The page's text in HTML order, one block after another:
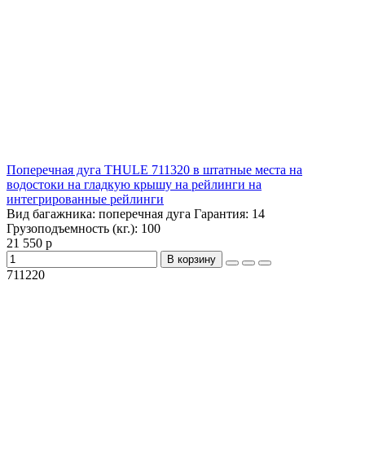
Поперечная дуга THULE 711320 в штатные места на
водостоки на гладкую крышу на рейлинги на
интегрированные рейлинги
Вид багажника: поперечная дуга Гарантия: 14
Грузоподъемность (кг.): 100
21 550 р
В корзину
711220